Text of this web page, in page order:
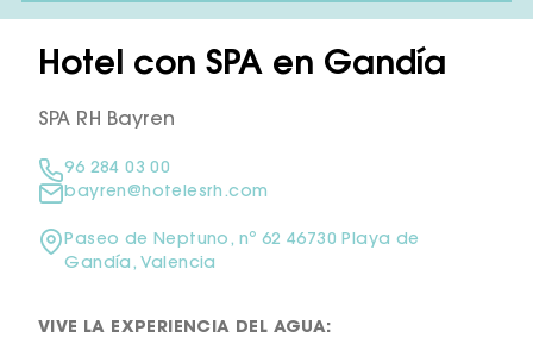
Hotel con SPA en Gandía
SPA RH Bayren
96 284 03 00
bayren@hotelesrh.com
Paseo de Neptuno, nº 62 46730 Playa de
Gandía, Valencia
VIVE LA EXPERIENCIA DEL AGUA: